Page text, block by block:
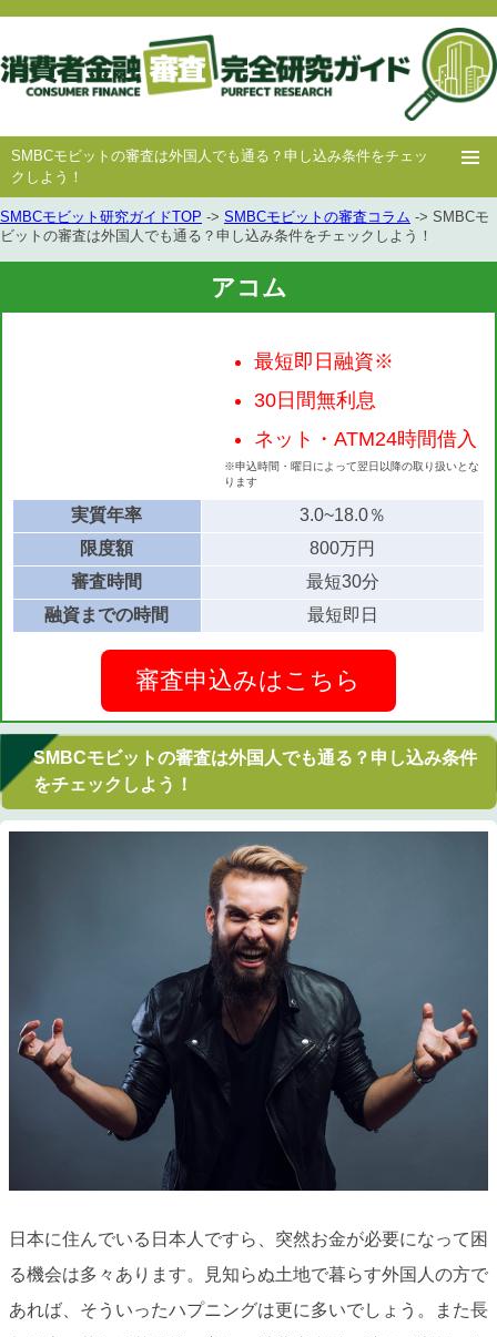
SMBCモビットの審査は外国人でも通る？申し込み条件をチェッ
クしよう！
ホー
ム
消費者
金融
中小消費者
金融
キャッシング
審査
キャッシング
豆知識
SMBCモビット研究ガイドTOP -> SMBCモビットの審査コラム -> SMBCモ
ビットの審査は外国人でも通る？申し込み条件をチェックしよう！
アコム
最短即日融資※
30日間無利息
ネット・ATM24時間借入
※申込時間・曜日によって翌日以降の取り扱いとな
ります
実質年率
3.0~18.0％
限度額
800万円
審査時間
最短30分
融資までの時間
最短即日
審査申込みはこちら
SMBCモビットの審査は外国人でも通る？申し込み条件
をチェックしよう！
日本に住んでいる日本人ですら、突然お金が必要になって困
る機会は多々あります。見知らぬ土地で暮らす外国人の方で
あれば、そういったハプニングは更に多いでしょう。また長